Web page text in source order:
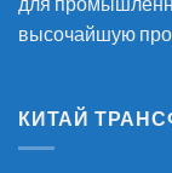
высочайшую
КИТАЙ